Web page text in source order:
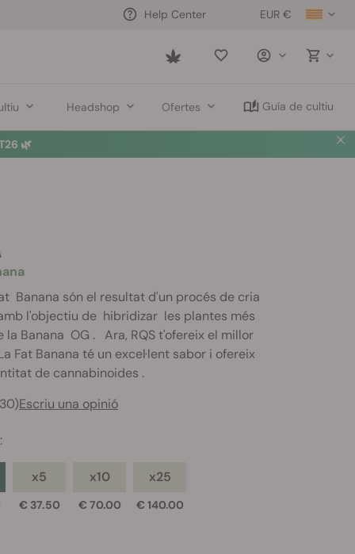
EUR €
Help Center
Saved
Headshop Ofertes Guía de cultiu
🌿
Banana són el resultat d'un procés de cria
l'objectiu de hibridizar les plantes més
la Banana OG . Ara, RQS t'ofereix el millor
Fat Banana té un excel·lent sabor i ofereix
de cannabinoides .
Escriu una opinió
:
x5
€ 37.50
x10
€ 70.00
x25
€ 140.00